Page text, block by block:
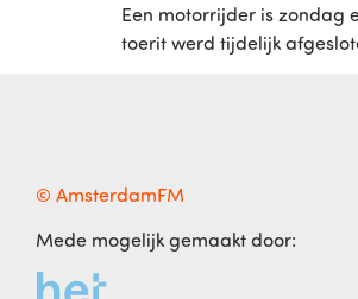
Een motorrijder is zondag
toerit werd tijdelijk
© AmsterdamFM
Mede mogelijk gemaakt door: